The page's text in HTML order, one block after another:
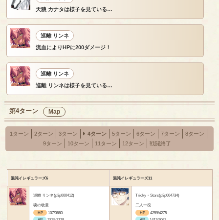
天狼 カナタは様子を見ている…
巡離 リンネ
流血によりHPに200ダメージ！
巡離 リンネ
巡離 リンネは様子を見ている…
第4ターン Map
1ターン 2ターン 3ターン 4ターン 5ターン 6ターン 7ターン
8ターン
9ターン
10ターン 11ターン 12ターン 戦闘終了
混沌イレギュラーズ6 混沌イレギュラーズ11
巡離 リンネ(p3p000412)
魂の牧童
HP
107/3660
Tricky・Stars(p3p004734)
二人一役
HP
4259/4275